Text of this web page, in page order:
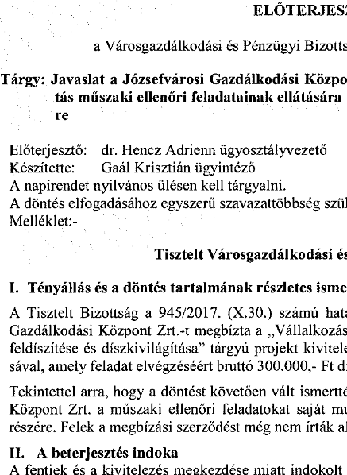
a  Városgazdálkodási
  és
Pénzügyi
Tárgy:
  Javaslat
  a Józsefvárosi
  Gazdálkodási
tás műszaki
  ellenőri
  feladatainak
  ellátására
Előterjesztő:
    dr.
Hencz Adrienn
  ügyosztályvezető
Készítette:
        Gaál
  Krisztián
  ügyintéző
A napirendet
  nyilvános
ülésen
  kell
  tárgyalni.
A  döntés elfogadásához egyszerű
  szavazattöbbség
Melléklet: -
I.    Tényállás
  és
  a döntés
  tartalmának
  részletes
A  Tisztelt
  Bizottság
  a
  945/2017.
  (X.30.)
  számú
Gazdálkodási
  Központ
  Zrt.-t
  megbízta
a
feldíszítése
  és
  díszkivilágítása"
  tárgyú
  projekt
sával,
  amely
  feladat
elvégzéséért
  bruttó
300.000,-
  Ft
Tekintettel
  arra,
  hogy
  a  döntést
  követően
  vált
Központ
  Zrt.
  a  műszaki
  ellenőri
  feladatokat
  saját
részére.
  Felek
  a megbízási
  szerződést
  még
  nem
  írták
II.
   A
  beterjesztés
  indoka
A  fentiek
  és
  a  kivitelezés
  megkezdése
  miatt
  indokolt
re
Tisztelt Városgazdálkodási